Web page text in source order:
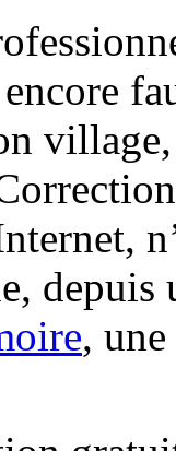
encore
depuis
, une